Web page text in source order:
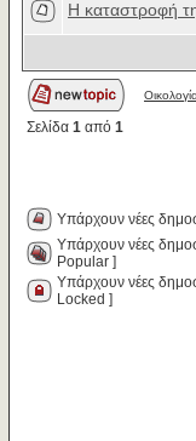
H καταστροφή
Σελίδα 1 από 1
Υπάρχουν νέες
Υπάρχουν νέες
Popular ]
Υπάρχουν νέες
Locked ]